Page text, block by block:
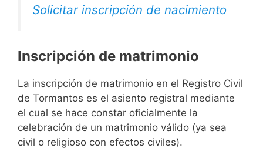
Solicitar inscripción de nacimiento
Inscripción de matrimonio
La inscripción de matrimonio en el Registro Civil
de Tormantos es el asiento registral mediante
el cual se hace constar oficialmente la
celebración de un matrimonio válido (ya sea
civil o religioso con efectos civiles).